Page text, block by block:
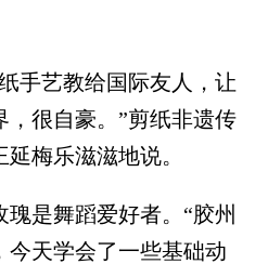
艺教给国际友人，让
，很自豪。”剪纸非遗传
梅乐滋滋地说。
是舞蹈爱好者。“胶州
今天学会了一些基础动